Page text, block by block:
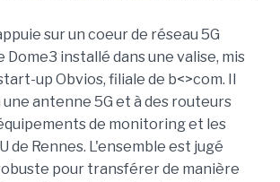
sur un coeur de réseau 5G
installé dans une valise, mis
up Obvios, filiale de b<>com. Il
antenne 5G et à des routeurs
de monitoring et les
de Rennes. L'ensemble est jugé
pour transférer de manière